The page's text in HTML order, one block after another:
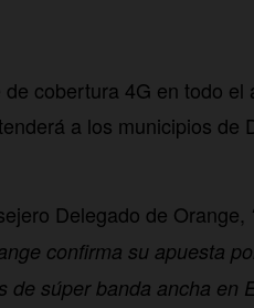
cobertura 4G en todo
a los municipios de
Delegado de Orange,
confirma su apuesta
de súper banda ancha en